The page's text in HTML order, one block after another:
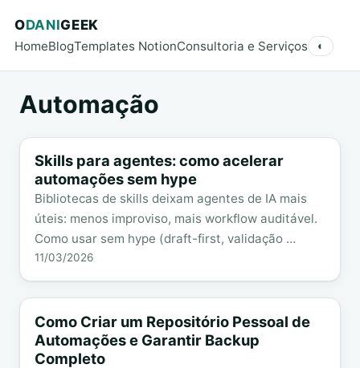
ODANIGEEK
HomeBlogTemplates NotionConsultoria e Serviços ◐
Automação
Skills para agentes: como acelerar
automações sem hype
Bibliotecas de skills deixam agentes de IA mais
úteis: menos improviso, mais workflow auditável.
Como usar sem hype (draft-first, validação …
11/03/2026
Como Criar um Repositório Pessoal de
Automações e Garantir Backup
Completo